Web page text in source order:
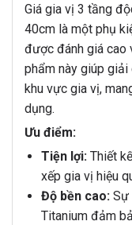
Giá gia vị 3 tầng
40cm là một phụ
được đánh giá cao
phẩm này giúp
khu vực gia vị,
dụng.
Ưu điểm:
Tiện lợi:Thiết
xếp gia vị hiệu
Độ bền cao:Sự
Titanium đảm